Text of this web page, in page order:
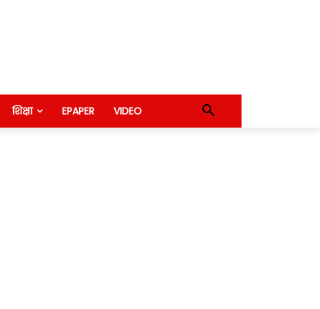
शिक्षा EPAPER VIDEO